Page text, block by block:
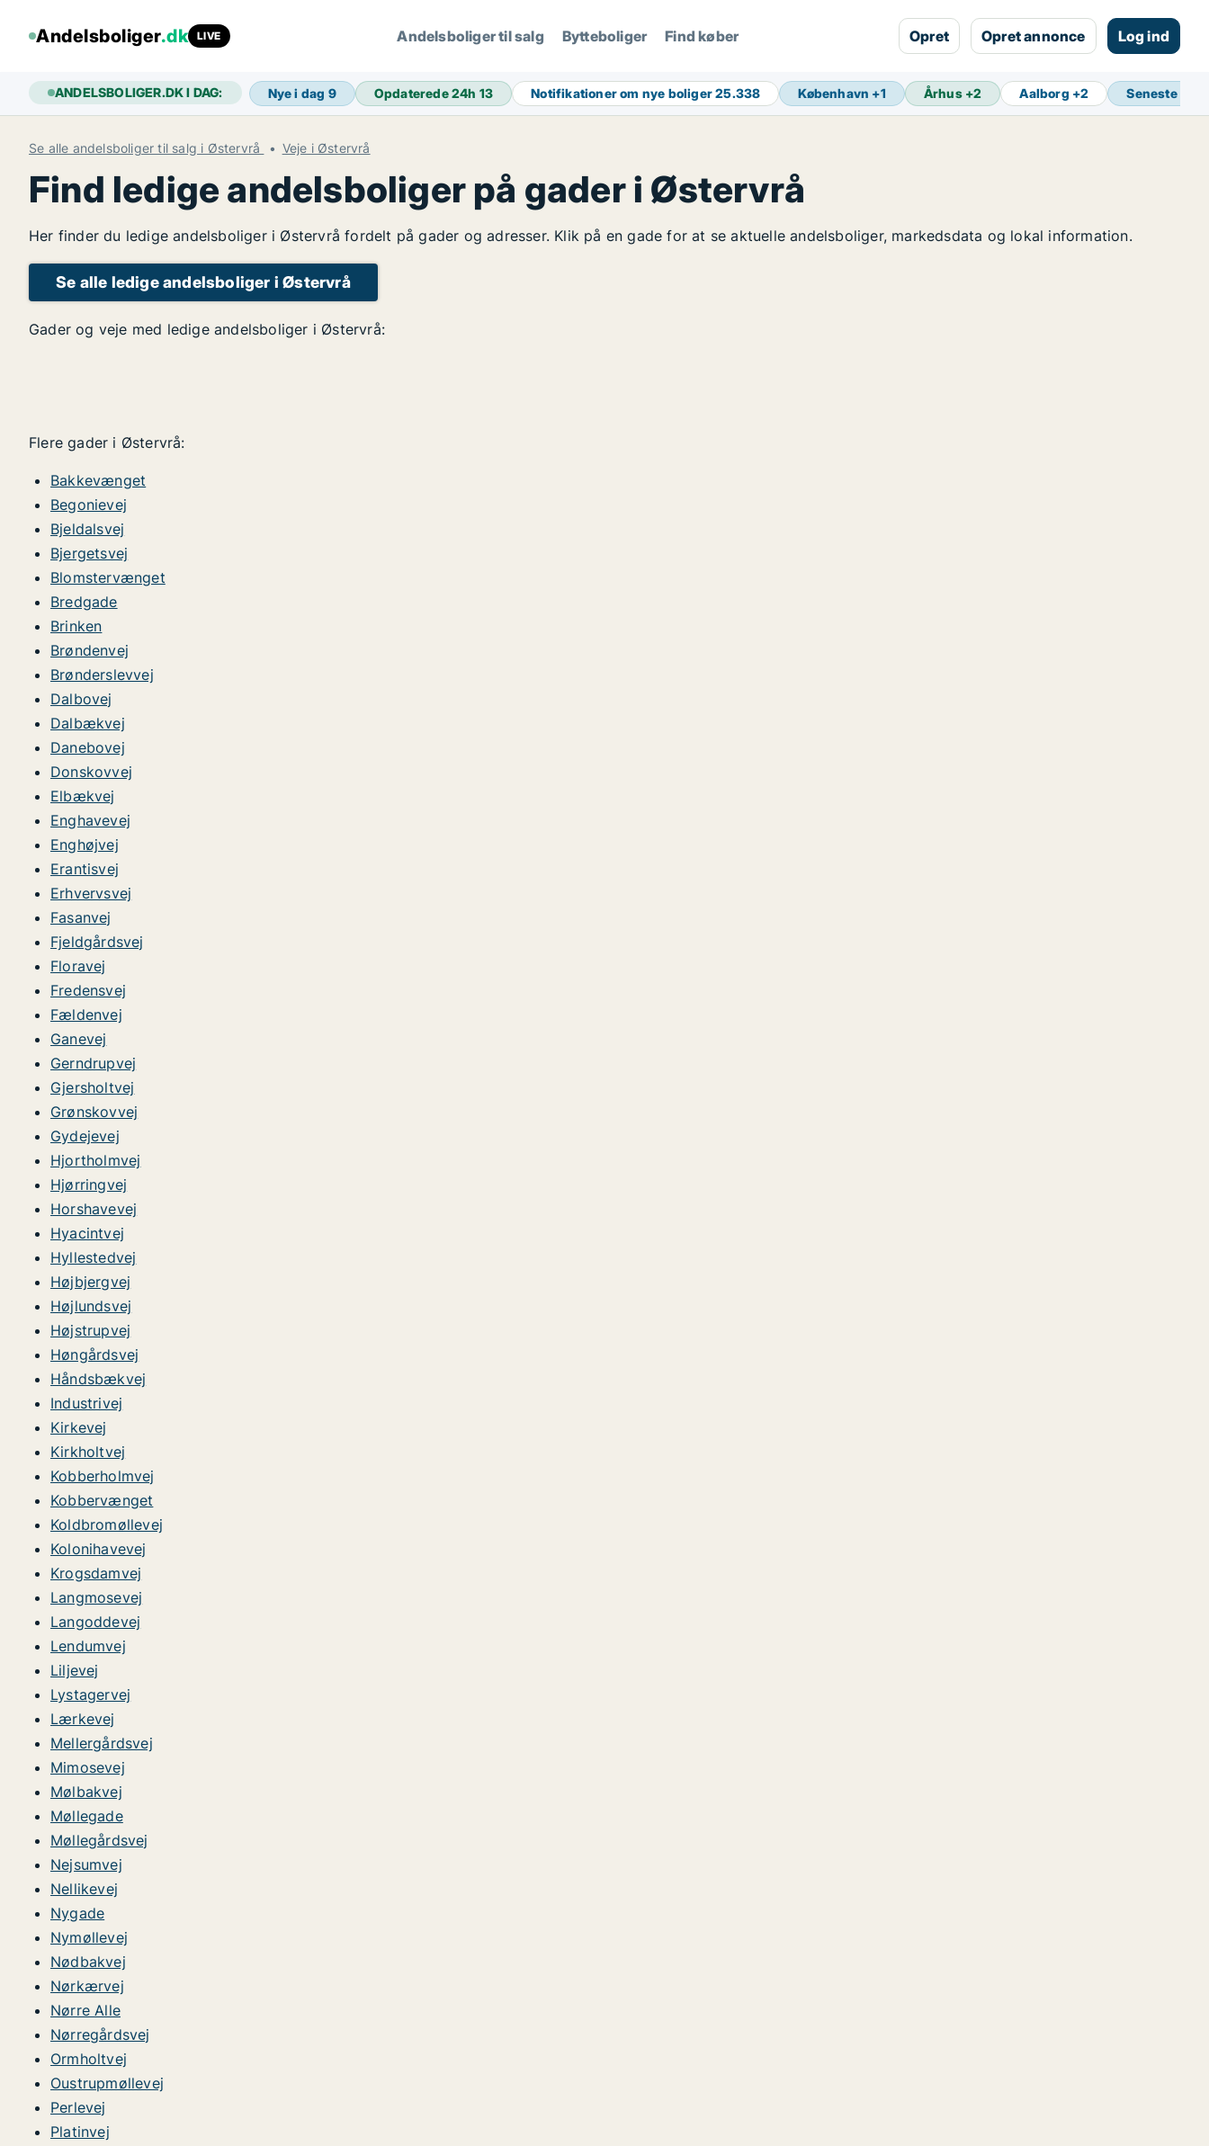
Andelsboliger.dk LIVE Andelsboliger til salg Bytteboliger Find køber Opret Opret annonce Log ind
ANDELSBOLIGER.DK I DAG: Nye i dag 9 Opdaterede 24h 13 Notifikationer om nye boliger25.338 København +1 Århus+2 Aalborg +2 Seneste
Se alle andelsboliger til salg i Østervrå Veje i Østervrå
Find ledige andelsboliger på gader i Østervrå
Her finder du ledige andelsboliger i Østervrå fordelt på gader og adresser. Klik på en gade for at se aktuelle andelsboliger, markedsdata og lokal information.
Se alle ledige andelsboliger i Østervrå
Gader og veje med ledige andelsboliger i Østervrå:
Flere gader i Østervrå:
Bakkevænget
Begonievej
Bjeldalsvej
Bjergetsvej
Blomstervænget
Bredgade
Brinken
Brøndenvej
Brønderslevvej
Dalbovej
Dalbækvej
Danebovej
Donskovvej
Elbækvej
Enghavevej
Enghøjvej
Erantisvej
Erhvervsvej
Fasanvej
Fjeldgårdsvej
Floravej
Fredensvej
Fældenvej
Ganevej
Gerndrupvej
Gjersholtvej
Grønskovvej
Gydejevej
Hjortholmvej
Hjørringvej
Horshavevej
Hyacintvej
Hyllestedvej
Højbjergvej
Højlundsvej
Højstrupvej
Høngårdsvej
Håndsbækvej
Industrivej
Kirkevej
Kirkholtvej
Kobberholmvej
Kobbervænget
Koldbromøllevej
Kolonihavevej
Krogsdamvej
Langmosevej
Langoddevej
Lendumvej
Liljevej
Lystagervej
Lærkevej
Mellergårdsvej
Mimosevej
Mølbakvej
Møllegade
Møllegårdsvej
Nejsumvej
Nellikevej
Nygade
Nymøllevej
Nødbakvej
Nørkærvej
Nørre Alle
Nørregårdsvej
Ormholtvej
Oustrupmøllevej
Perlevej
Platinvej